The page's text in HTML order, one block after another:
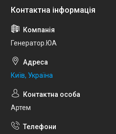
Генератор.ЮА
Київ, Україна
Артем